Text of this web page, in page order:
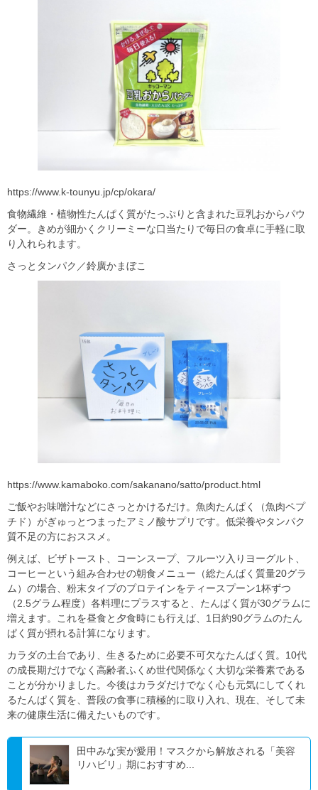
https://www.k-tounyu.jp/cp/okara/
食物繊維・植物性たんぱく質がたっぷりと含まれた豆乳おからパウ
ダー。きめが細かくクリーミーな口当たりで毎日の食卓に手軽に取
り入れられます。
さっとタンパク／鈴廣かまぼこ
https://www.kamaboko.com/sakanano/satto/product.html
ご飯やお味噌汁などにさっとかけるだけ。魚肉たんぱく（魚肉ペプ
チド）がぎゅっとつまったアミノ酸サプリです。低栄養やタンパク
質不足の方におススメ。
例えば、ビザトースト、コーンスープ、フルーツ入りヨーグルト、
コーヒーという組み合わせの朝食メニュー（総たんぱく質量20グラ
ム）の場合、粉末タイプのプロテインをティースプーン1杯ずつ
（2.5グラム程度）各料理にプラスすると、たんぱく質が30グラムに
増えます。これを昼食と夕食時にも行えば、 1 日約90グラムのたん
ぱく質が摂れる計算になります。
カラダの土台であり、生きるために必要不可欠なたんぱく質。 10代
の成長期だけでなく高齢者ふくめ世代関係なく大切な栄養素である
ことが分かりました。今後はカラダだけでなく心も元気にしてくれ
るたんぱく質を、普段の食事に積極的に取り入れ、現在、そして未
来の健康生活に備えたいものです。
田中みな実が愛用！マスクから解放される「美容
リハビリ」期におすすめ...